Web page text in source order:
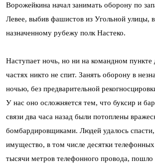
Ворожейкина начал занимать оборону по
Левее, выбив фашистов из Угольной улицы,
назначенному рубежу полк Настеко.
Наступает ночь, но ни на командном пункте
частях никто не спит. Занять оборону в
ночью, без предварительной
У нас оно осложняется тем, что буксир и
связи два часа назад были потоплены
бомбардировщиками. Людей удалось спасти,
имущество, в том числе десятки
тысячи метров телефонного провода, пошло